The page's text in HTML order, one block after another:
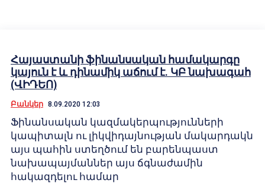
Հայաստանի ֆինանսական համակարգը
կայուն է և դինամիկ աճում է. ԿԲ նախագահ
(ՎԻԴԵՈ)
Բանկեր 8.09.2020 12:03
Ֆինանսական կազմակերպությունների
կապիտալն ու լիկվիդայնության մակարդակն
այս պահին ստեղծում են բարենպաստ
նախապայմաններ այս ճգնաժամին
հակազդելու համար